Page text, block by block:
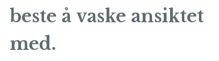
beste å vaske ansiktet
med.